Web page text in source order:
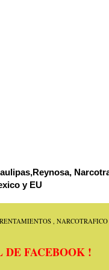
y EU
, NARCOTRAFICO
FACEBOOK !